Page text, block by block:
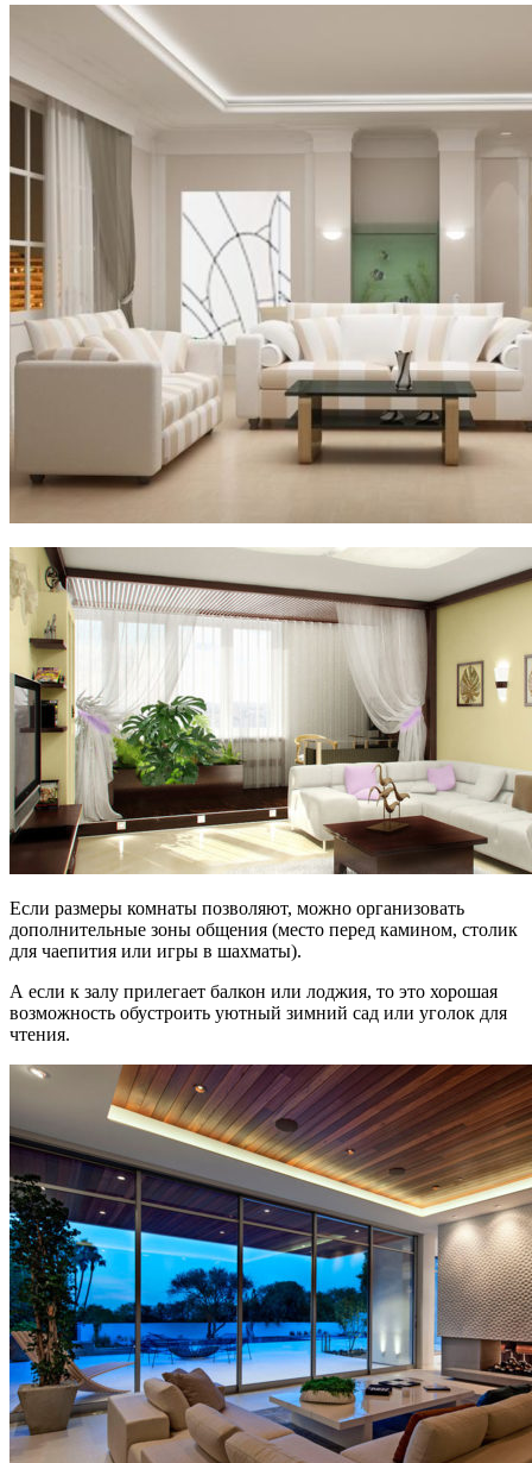
Если размеры комнаты позволяют, можно организовать
дополнительные зоны общения (место перед камином, столик
для чаепития или игры в шахматы).
А если к залу прилегает балкон или лоджия, то это хорошая
возможность обустроить уютный зимний сад или уголок для
чтения.